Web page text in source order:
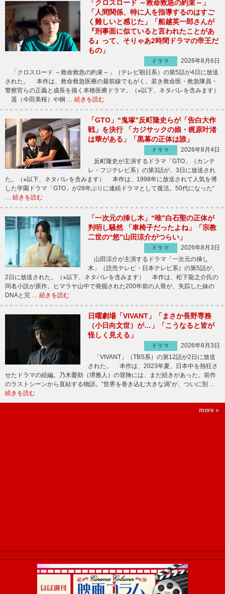
「クロスロード ～救命救急の約束～」
「人間関係、特に人を指導するのはすご
く難しいと感じた」「船越英一郎さんが
『刑事面に似ていると言われたことがあ
る』って、そりゃあ2時間ドラマの帝王だ
もの」
ドラマ
2026年8月6日
「クロスロード ～救命救急の約束～」（テレビ朝日系）の第5話が4日に放送
された。 本作は、救命救急医療の最前線でもがく、若き救命医・救急隊員・
警察官らの正義と成長を描く本格医療ドラマ。（※以下、ネタバレを含みます）
遥（今田美桜）や桐 … 続きを読む
「GTO」“鬼塚”反町隆史らが「告白大作
戦」を決行 「カジサックの娘・梶原叶渚
は華がある」「黒幕の正体は誰」
ドラマ
2026年8月4日
反町隆史が主演するドラマ「GTO」（カンテ
レ・フジテレビ系）の第3話が、3日に放送され
た。（※以下、ネタバレを含みます） 本作は、1998年に放送されて人気を博
した学園ドラマ「GTO」が28年ぶりに連続ドラマとして復活。50代になった“
… 続きを読む
「一次元の挿し木」“唯”白石聖の正体が
判明し騒然 「車椅子だったよね」「宗教
二世の“悠”山田涼介がつらい」
ドラマ
2026年8月3日
山田涼介が主演するドラマ「一次元の挿し
木」（読売テレビ・日本テレビ系）の第5話が、
2日に放送された。（※以下、ネタバレを含みます） 本作は、松下龍之介氏の
同名小説が原作。ヒマラヤ山中で発掘された200年前の人骨が、失踪した妹の
DNAと完 … 続きを読む
日曜劇場「VIVANT」「まさか長野専務
（小日向文世）が…」「こうなると皆が
怪しく見える」
ドラマ
2026年8月3日
「VIVANT」（TBS系）の第12話が2日に放送
された。 本作は、2023年夏、日本中を熱狂さ
せたドラマの続編。乃木憂助（堺雅人）の冒険には、まだ続きがあった。前作
のラストシーンから直結する物語。“世界を巻き込む大きな渦”が、ついに別 …
続きを読む
more »